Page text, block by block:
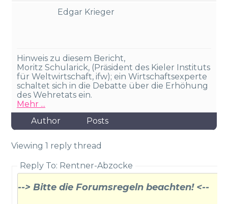
Edgar Krieger
Hinweis zu diesem Bericht,
Moritz Schularick, (Präsident des Kieler Instituts
für Weltwirtschaft, ifw); ein Wirtschaftsexperte
schaltet sich in die Debatte über die Erhöhung
des Wehretats ein.
Mehr ...
Author
Posts
Viewing 1 reply thread
Reply To: Rentner-Abzocke
--> Bitte die Forumsregeln beachten! <--